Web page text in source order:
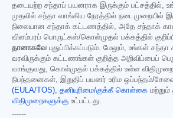
தடையற்ற சந்தாப் பயனராக இருக்கும் பட்சத்தில்,
முதலில் சந்தா வாங்கிய நேரத்தில்
நிலையான சந்தாக் கட்டணத்தில், அதே சந்தாக்
விளம்பரப் பொருட்கள்/கொள்முதல் பக்கத்தில்
தானாகவே புதுப்பிக்கப்படும். மேலும், உங்கள்
வரவிருக்கும் கட்டணங்கள் குறித்த அறிவிப்பைப்
வாங்குவது, கொள்முதல் பக்கத்தில் உள்ள
நிபந்தனைகள், இறுதிப் பயனர் உரிம ஒப்பந்தம்/
(EULA/TOS) தனியுரிமை/குக்கீ கொள்கை மற்றும்
விதிமுறைகளுக்கு உட்பட்டது.
------